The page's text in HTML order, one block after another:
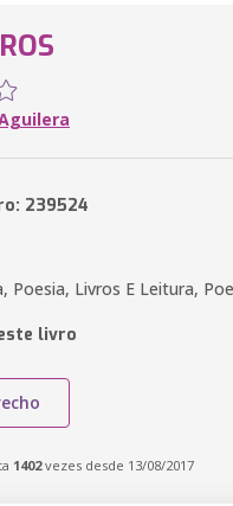
239524
Poesia, Livros E Leitura,
livro
1402vezes desde 13/08/2017